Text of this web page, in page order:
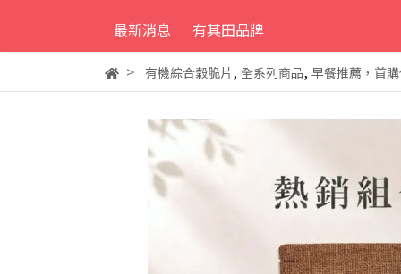
最新消息 有其田品牌
有機綜合穀脆片 , 全系列商品, 早餐推薦，首